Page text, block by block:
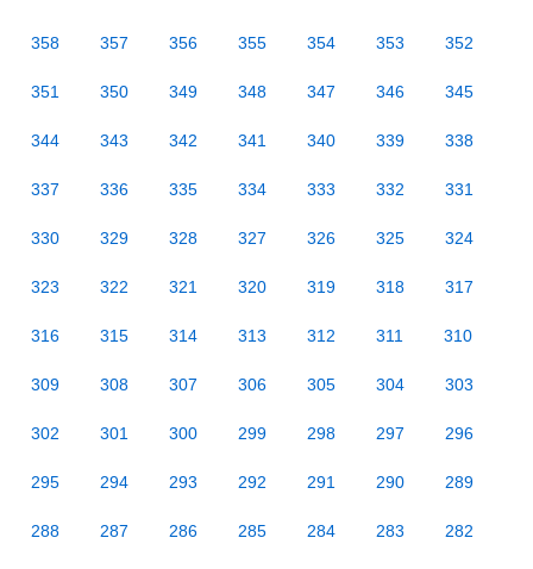
358 357 356 355 354 353 352
351 350 349 348 347 346 345
344 343 342 341 340 339 338
337 336 335 334 333 332 331
330 329 328 327 326 325 324
323 322 321 320 319 318 317
316 315 314 313 312 311 310
309 308 307 306 305 304 303
302 301 300 299 298 297 296
295 294 293 292 291 290 289
288 287 286 285 284 283 282